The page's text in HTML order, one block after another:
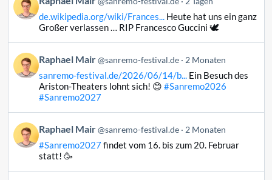
von
Raphael
Bluesky
ansehen
de.wikipedia.org/wiki/Frances...Heute hat uns ein ganz
Großer verlassen … RIP Francesco Guccini 🕊️
Beitrag
von
Raphael
ansehen
Raphael Mair @sanremo-festival.de 2 Monaten
sanremo-festival.de/2026/06/14/b...Ein Besuch des
Ariston-Theaters lohnt sich! 😊 #Sanremo2026
#Sanremo2027
Beitrag
von
Raphael
Raphael Mair @sanremo-festival.de 2 Monaten
#Sanremo2027findet vom 16. bis zum 20. Februar
statt! 🥳